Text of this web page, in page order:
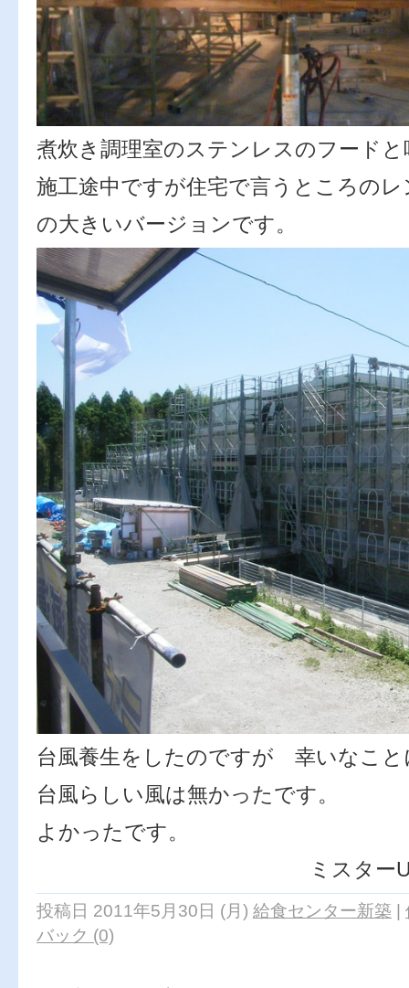
煮炊き調理室のステンレスのフード
施工途中ですが住宅で言うところの
の大きいバージョンです。
台風養生をしたのですが 幸いなこと
台風らしい風は無かったです。
よかったです。
ミスターUで
投稿日 2011年5月30日 (月) 給食センター新築 |
バック (0)